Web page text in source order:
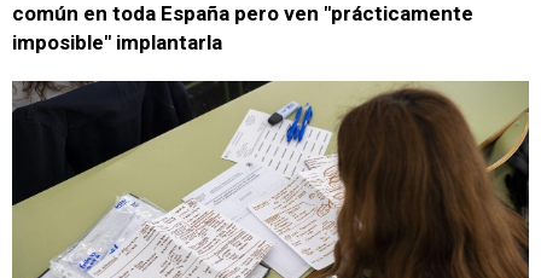
común en toda España pero ven "prácticamente
imposible" implantarla